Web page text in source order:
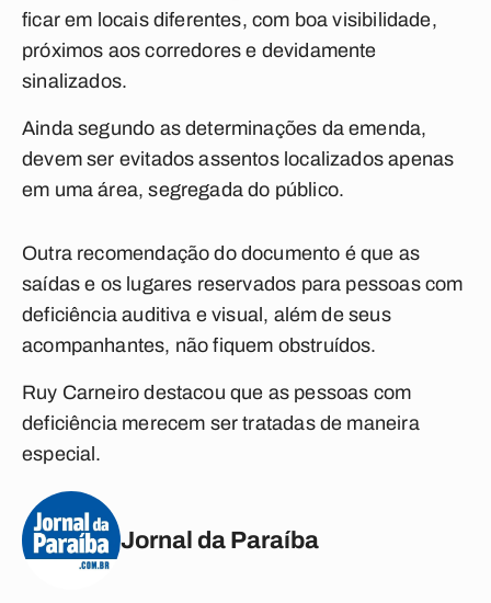
ficar em locais diferentes, com boa visibilidade,
próximos aos corredores e devidamente
sinalizados.
Ainda segundo as determinações da emenda,
devem ser evitados assentos localizados apenas
em uma área, segregada do público.
Outra recomendação do documento é que as
saídas e os lugares reservados para pessoas com
deficiência auditiva e visual, além de seus
acompanhantes, não fiquem obstruídos.
Ruy Carneiro destacou que as pessoas com
deficiência merecem ser tratadas de maneira
especial.
Jornal da Paraíba